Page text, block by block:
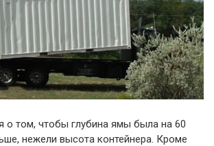
о том, чтобы глубина ямы была на 60
нежели высота контейнера. Кроме